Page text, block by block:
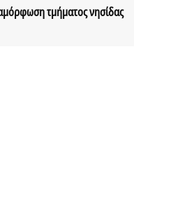
τμήματος νησίδας